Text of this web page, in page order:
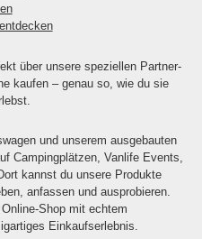
über unsere speziellen Partner-
kaufen – genau so, wie du sie
und unserem ausgebauten
Campingplätzen, Vanlife Events,
kannst du unsere Produkte
anfassen und ausprobieren.
Shop mit echtem
Einkaufserlebnis.